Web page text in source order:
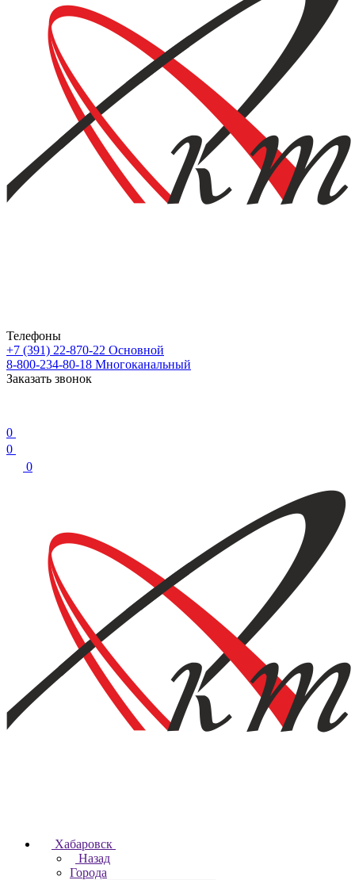
Телефоны
+7 (391) 22-870-22 Основной
8-800-234-80-18 Многоканальный
Заказать звонок
0
0
0
Хабаровск
Назад
Города